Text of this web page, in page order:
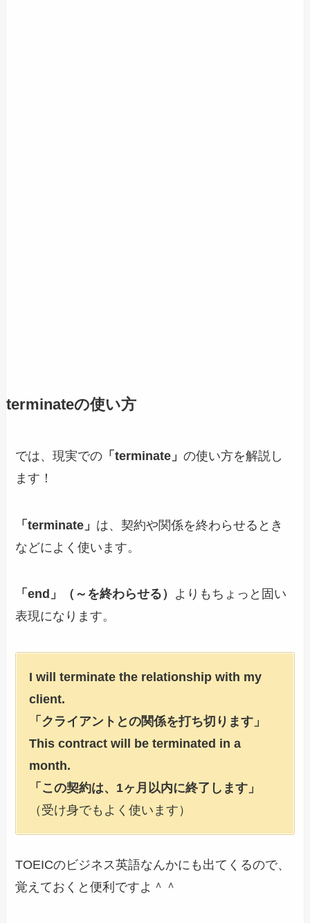
terminateの使い方
では、現実での 「terminate」の使い方を解説し
ます！
「terminate」 は、契約や関係を終わらせるとき
などによく使います。
「end」（～を終わらせる） よりもちょっと固い
表現になります。
I will terminate the relationship with my
client.
「クライアントとの関係を打ち切ります」
This contract will be terminated in a
month.
「この契約は、1ヶ月以内に終了します」
（受け身でもよく使います）
TOEICのビジネス英語なんかにも出てくるので、
覚えておくと便利ですよ＾＾